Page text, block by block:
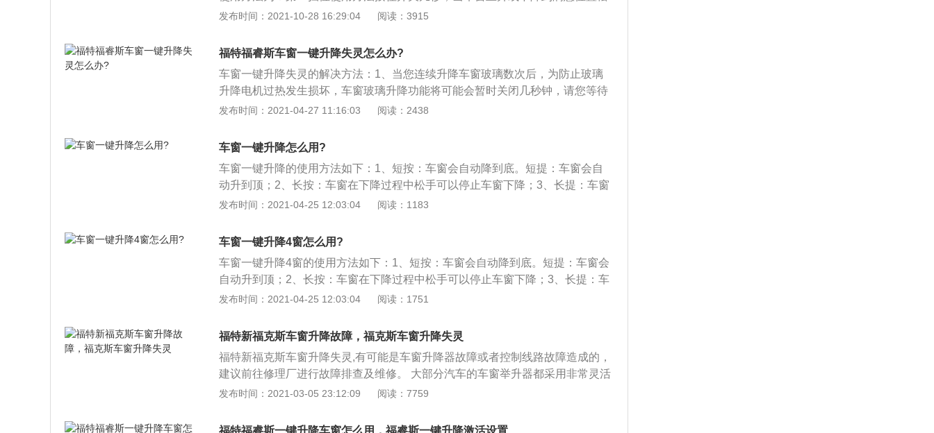
开，车窗就停止上升或下降。第二档位使用方法按一下后松开，车窗将自动完全
发布时间：2021-10-28 16:29:04 阅读：3915
福特福睿斯车窗一键升降失灵怎么办?
车窗一键升降失灵的解决方法：1、当您连续升降车窗玻璃数次后，为防止玻璃
升降电机过热发生损坏，车窗玻璃升降功能将可能会暂时关闭几秒钟，请您等待
功能恢复后再操作；2、如果不是上述原因，大众朗逸车窗升降器失灵一般都是
窗升降器控制按钮失灵，电瓶的点亮不足等，在断开后重新接通汽车蓄电池，电
动车窗玻璃升降器的自动升降功能可能会暂时失效。
发布时间：2021-04-27 11:16:03 阅读：2438
车窗一键升降怎么用?
车窗一键升降的使用方法如下：1、短按：车窗会自动降到底。短提：车窗会自
动升到顶；2、长按：车窗在下降过程中松手可以停止车窗下降；3、长提：车窗
在上升过程中松手可以停止车窗上升；4、长按遥控器开锁键，四个玻璃自动降
发布时间：2021-04-25 12:03:04 阅读：1183
车窗一键升降4窗怎么用?
车窗一键升降4窗的使用方法如下：1、短按：车窗会自动降到底。短提：车窗会
自动升到顶；2、长按：车窗在下降过程中松手可以停止车窗下降；3、长提：车
窗在上升过程中松手可以停止车窗上升；4、长按遥控器开锁键，四个玻璃自动
发布时间：2021-04-25 12:03:04 阅读：1751
福特新福克斯车窗升降故障，福克斯车窗升降失灵
福特新福克斯车窗升降失灵,有可能是车窗升降器故障或者控制线路故障造成的，
建议前往修理厂进行故障排查及维修。 大部分汽车的车窗举升器都采用非常灵活
的连杆来举升车窗玻璃，同时保持其处于水平状态。将小型的电动机连接到一个
窗的扭矩。 电动车窗的一个重要功能是电动车窗不能强制打开--传动结构中的蜗
发布时间：2021-03-05 23:12:09 阅读：7759
福特福睿斯一键升降车窗怎么用，福睿斯一键升降激活设置